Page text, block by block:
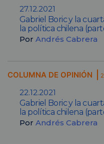
27.12.2021
Gabriel Boric y la
la política chilena
Por Andrés Cabrera
COLUMNA DE OPINIÓN
22.12.2021
Gabriel Boric y la
la política chilena
Por Andrés Cabrera